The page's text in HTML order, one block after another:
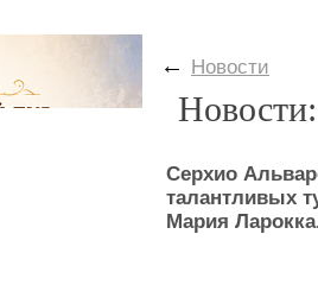
← Новости
Серхио
талантливых
Мария